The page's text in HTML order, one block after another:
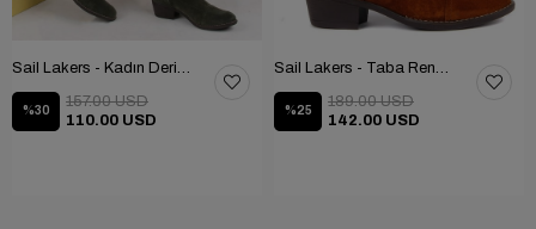
%30
110.00 USD
157.00 USD
%25
142.00 USD
189.00 USD